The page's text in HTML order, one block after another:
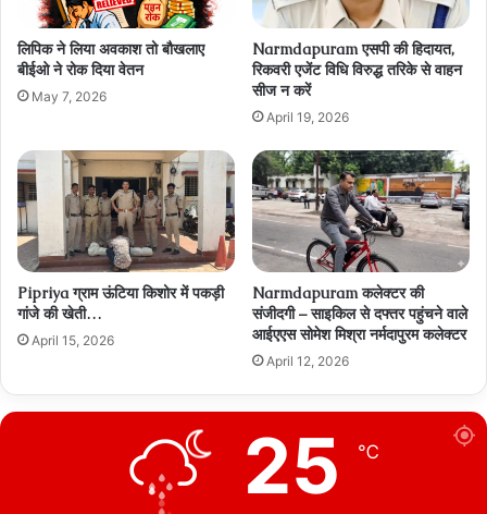
लिपिक ने लिया अवकाश तो बौखलाए
बीईओ ने रोक दिया वेतन
May 7, 2026
Narmdapuram एसपी की हिदायत,
रिकवरी एजेंट विधि विरुद्ध तरिके से वाहन
सीज न करें
April 19, 2026
Pipriya ग्राम ऊंटिया किशोर में पकड़ी
गांजे की खेती…
April 15, 2026
Narmdapuram कलेक्टर की
संजीदगी – साइकिल से दफ्तर पहुंचने वाले
आईएएस सोमेश मिश्रा नर्मदापुरम कलेक्टर
April 12, 2026
25 ℃